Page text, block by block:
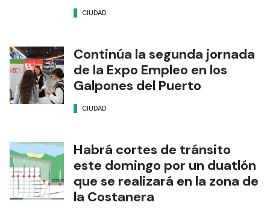
CIUDAD
Continúa la segunda jornada
de la Expo Empleo en los
Galpones del Puerto
CIUDAD
Habrá cortes de tránsito
este domingo por un duatlón
que se realizará en la zona de
la Costanera